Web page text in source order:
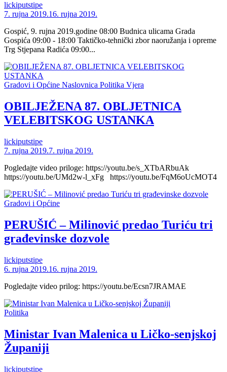
lickiputstipe
7. rujna 2019.16. rujna 2019.
Gospić, 9. rujna 2019.godine 08:00 Budnica ulicama Grada
Gospića 09:00 - 18:00 Taktičko-tehnički zbor naoružanja i opreme
Trg Stjepana Radića 09:00...
Gradovi i Općine Naslovnica Politika Vjera
OBILJEŽENA 87. OBLJETNICA
VELEBITSKOG USTANKA
lickiputstipe
7. rujna 2019.7. rujna 2019.
Pogledajte video priloge: https://youtu.be/s_XTbARbuAk
https://youtu.be/UMd2w-l_xFg https://youtu.be/FqM6oUcMOT4
Gradovi i Općine
PERUŠIĆ – Milinović predao Turiću tri
građevinske dozvole
lickiputstipe
6. rujna 2019.16. rujna 2019.
Pogledajte video prilog: https://youtu.be/Ecsn7JRAMAE
Politika
Ministar Ivan Malenica u Ličko-senjskoj
Županiji
lickiputstipe